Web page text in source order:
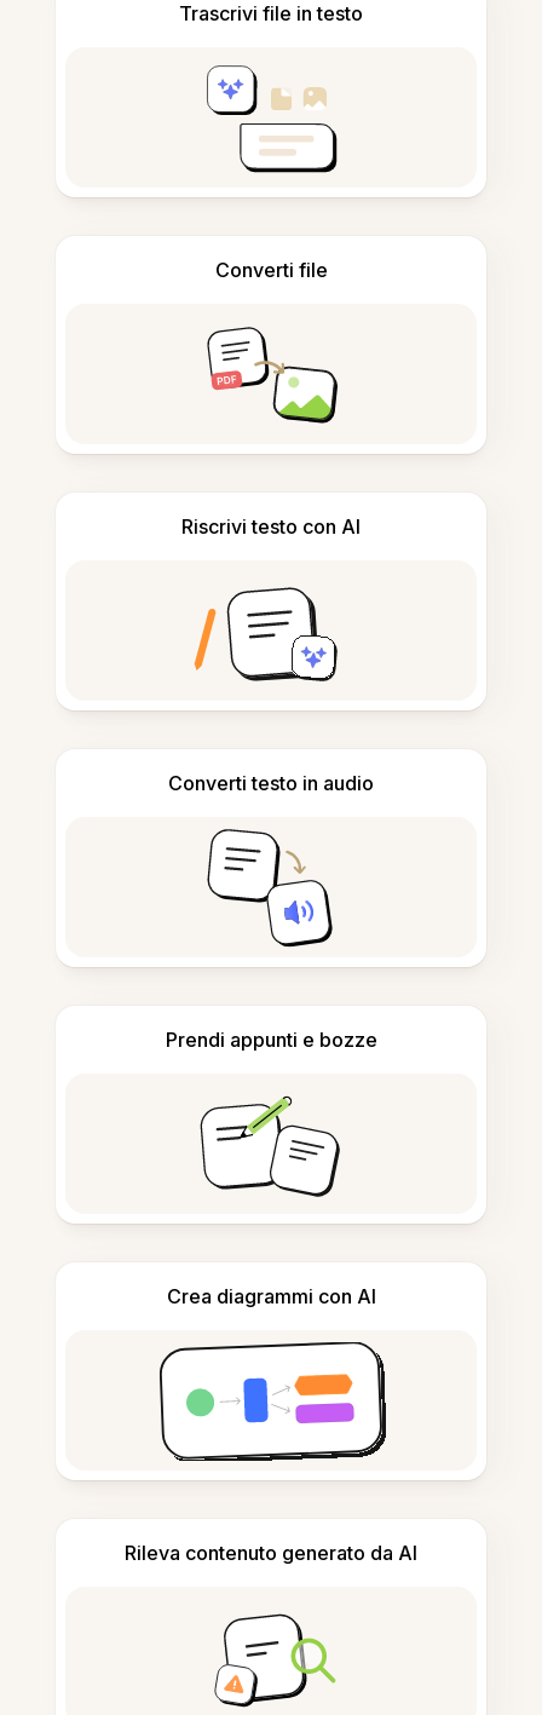
Trascrivi file in testo
Converti file
Riscrivi testo con AI
Converti testo in audio
Prendi appunti e bozze
Crea diagrammi con AI
Rileva contenuto generato da AI